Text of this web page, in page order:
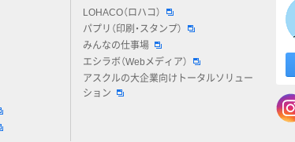
LOHACO（ロハコ）
パプリ（印刷・スタンプ）
みんなの仕事場
エシラボ（Webメディア）
アスクルの大企業向けトータルソリュー
ション